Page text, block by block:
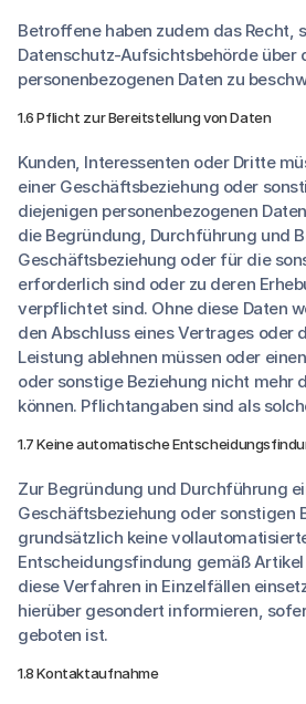
Betroffene haben zudem das Recht,
Datenschutz-Aufsichtsbehörde über
personenbezogenen Daten zu
1.6 Pflicht zur Bereitstellung von Daten
Kunden, Interessenten oder Dritte
einer Geschäftsbeziehung oder
diejenigen personenbezogenen
die Begründung, Durchführung und
Geschäftsbeziehung oder für die
erforderlich sind oder zu deren
verpflichtet sind. Ohne diese Daten
den Abschluss eines Vertrages oder
Leistung ablehnen müssen oder
oder sonstige Beziehung nicht mehr
können. Pflichtangaben sind als
1.7 Keine automatische
Zur Begründung und Durchführung
Geschäftsbeziehung oder sonstigen
grundsätzlich keine
Entscheidungsfindung gemäß Artikel
diese Verfahren in Einzelfällen
hierüber gesondert informieren,
geboten ist.
1.8 Kontaktaufnahme